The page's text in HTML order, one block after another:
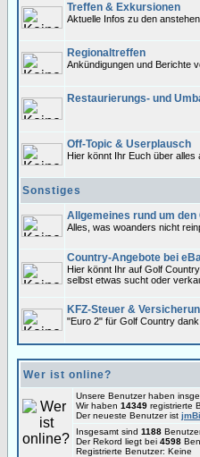
Treffen & Exkursionen
Aktuelle Infos zu den
Regionaltreffen
Ankündigungen und Berichte
Restaurierungs- und
Off-Topic & Userplausch
Hier könnt Ihr Euch über
Sonstiges
Allgemeines rund um den
Alles, was woanders nicht
Country-Angebote bei
Hier könnt Ihr auf Golf
selbst etwas sucht oder
KFZ-Steuer &
"Euro 2" für Golf Country
Wer ist online?
Unsere Benutzer haben
Wir haben 14349 registrierte
Der neueste Benutzer ist
Insgesamt sind 1188
Der Rekord liegt bei 4598
Registrierte Benutzer: Keine